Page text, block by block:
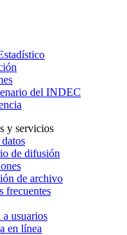
del INDEC
y servicios
de difusión
de archivo
frecuentes
usuarios
en línea